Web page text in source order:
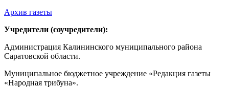
Архив газеты
Учредители (соучредители):
Администрация Калининского муниципального района
Саратовской области.
Муниципальное бюджетное учреждение «Редакция газеты
«Народная трибуна».